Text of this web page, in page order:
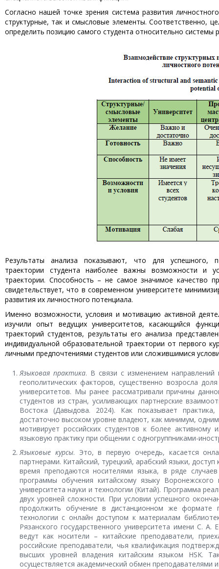
Согласно нашей точке зрения система развития
структурные, так и смысловые элементы. Соответственно,
определить позицию самого студента относительно системы
Результаты анализа показывают, что для успешного,
траектории студента наиболее важны возможности и
траектории. Способность – не самое значимое качество
свидетельствует, что в современном университете
развития их личностного потенциала.
Именно возможности, условия и мотивацию активной
изучили опыт ведущих университетов, касающийся
траекторий студентов, результаты его анализа
индивидуальной образовательной траектории от первого
личными предпочтениями студентов или сложившимися
Языковая практика. В связи с изменением направлений
геополитических факторов, существенно возросла
университетов. Мы ранее рассматривали причины
студентов из стран, усиливающих партнерские
Востока (Давыдова. 2024). Как показывает
достаточно высоком уровне владеют, как минимум,
мотивирует российских студентов к более
языковую практику при общении с одногруппниками-
Языковые курсы. Это, в первую очередь, касается
партнерами. Китайский, турецкий, арабский языки,
время преподаются носителями языка, в ряде
программы обучения китайскому языку Воронежского
университета науки и технологии (Китай). Программа
двух уровней сложности. При условии успешного
продолжить обучение в дистанционном же формате
технологии с онлайн доступом к материалам
Рязанского государственного университета имени С.
ведут как носители – китайские преподаватели,
российские преподаватели, чья квалификация
высших уровней владения китайским языком HSK.
осуществляется академический обмен преподавателями